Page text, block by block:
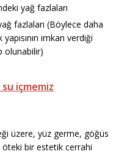
yağ fazlaları
fazlaları (Böylece daha
imkan verdiği
olunabilir)
içmemiz
üzere, yüz germe, göğüs
bir estetik cerrahi